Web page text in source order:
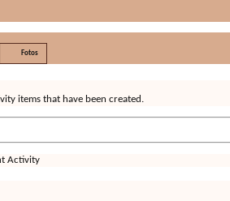
Fotos
items that have been created.
Activity